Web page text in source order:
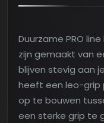
Duurzame PRO
zijn gemaakt van
blijven stevig aan
heeft een leo-grip
op te bouwen
een sterke grip te